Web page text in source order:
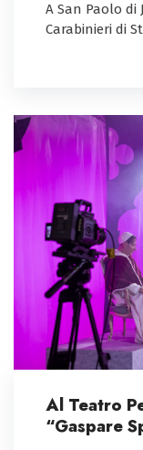
A San Paolo
Carabinieri di
Al Teatro
“Gaspare